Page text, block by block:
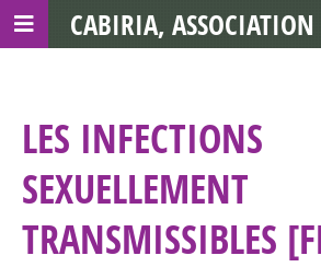
LES INFECTIONS
SEXUELLEMENT
TRANSMISSIBLES
CABIRIA, ASSOCIATION